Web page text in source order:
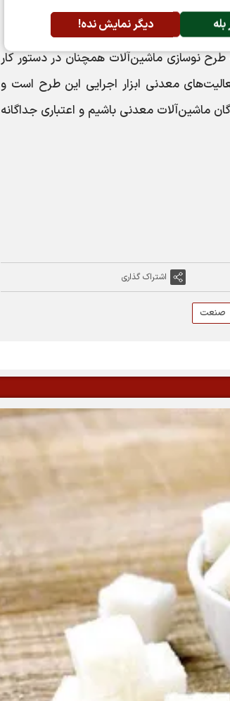
دیگر نمایش نده!
نشده است.
نوسازی ماشین‌آلات همچنان در دستور کار
معدنی ابزار اجرایی این طرح است و
ماشین‌آلات معدنی باشیم و اعتباری جداگانه
اشتراک گذاری
صنعت